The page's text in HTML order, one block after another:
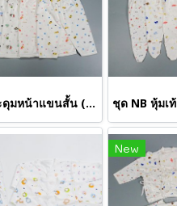
ชุด NB กระดุมหน้าแขนสั้น (ขายส่งเริ่มต้น 100 ชุด )
New